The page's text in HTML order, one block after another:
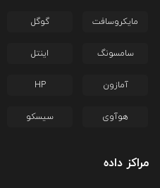
مایکروسافت گوگل
سامسونگ اینتل
آمازون HP
هوآوی سیسکو
مراکز داده